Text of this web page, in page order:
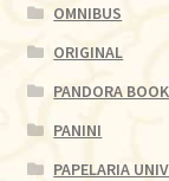
OMNIBUS
ORIGINAL
PANDORA
PANINI
PAPELARIA